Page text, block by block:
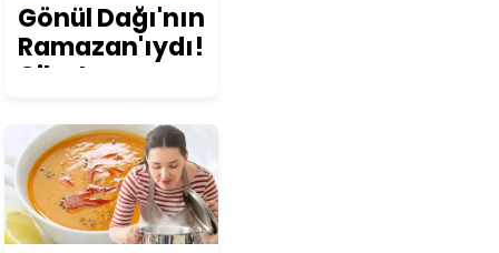
Gönül Dağı'nın
Ramazan'ıydı!
Cihat
öyle bir değişti
ki... Görenler
şoke oluyor!